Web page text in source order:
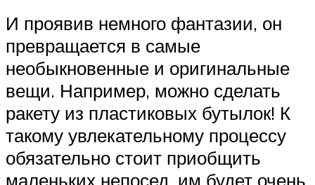
И проявив немного фантазии, он
превращается в самые
необыкновенные и оригинальные
вещи. Например, можно сделать
ракету из пластиковых бутылок! К
такому увлекательному процессу
обязательно стоит приобщить
маленьких непосед, им будет очень